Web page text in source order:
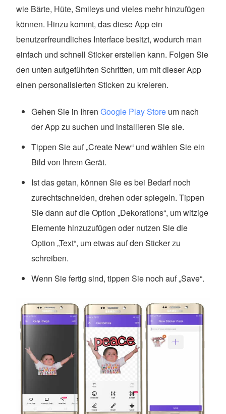
wie Bärte, Hüte, Smileys und vieles mehr hinzufügen
können. Hinzu kommt, das diese App ein
benutzerfreundliches Interface besitzt, wodurch man
einfach und schnell Sticker erstellen kann. Folgen Sie
den unten aufgeführten Schritten, um mit dieser App
einen personalisierten Sticken zu kreieren.
Gehen Sie in IhrenGoogle Play Store um nach
der App zu suchen und installieren Sie sie.
Tippen Sie auf „Create New“ und wählen Sie ein
Bild von Ihrem Gerät.
Ist das getan, können Sie es bei Bedarf noch
zurechtschneiden, drehen oder spiegeln. Tippen
Sie dann auf die Option „Dekorations“, um witzige
Elemente hinzuzufügen oder nutzen Sie die
Option „Text“, um etwas auf den Sticker zu
schreiben.
Wenn Sie fertig sind, tippen Sie noch auf „Save“.